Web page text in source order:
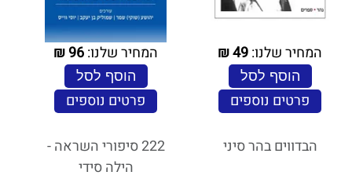
המחיר שלנו:49
₪
הוסף לסל
פרטים נוספים
המחיר שלנו:96
₪
הוסף לסל
פרטים נוספים
הבדווים בהר סיני
222 סיפורי השראה -
הילה סידי